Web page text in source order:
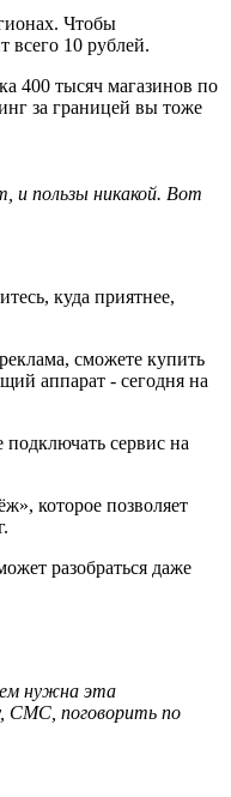
Чтобы
всего 10 рублей.
400 тысяч магазинов по
за границей вы тоже
и пользы никакой. Вот
куда приятнее,
сможете купить
аппарат - сегодня на
подключать сервис на
которое позволяет
разобраться даже
нужна эта
СМС, поговорить по